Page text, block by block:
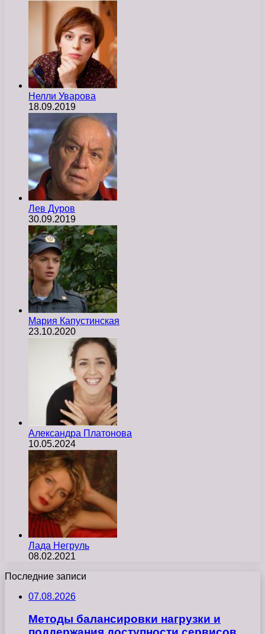
Нелли Уварова
18.09.2019
Лев Дуров
30.09.2019
Мария Капустинская
23.10.2020
Александра Платонова
10.05.2024
Лада Негруль
08.02.2021
Последние записи
07.08.2026
Методы балансировки нагрузки и